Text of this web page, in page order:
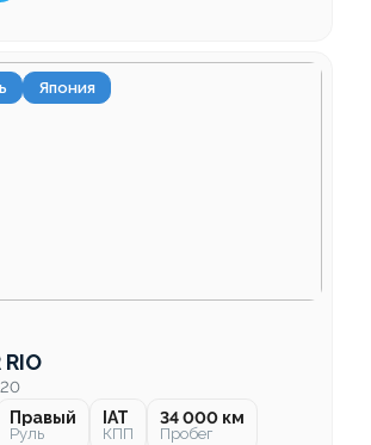
Япония
RIO
Правый
Руль
IAT
КПП
34 000 км
Пробег